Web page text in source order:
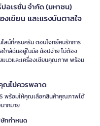
ปอเรชั่น จำกัด (มหาชน)
เขียน และแรงบันดาลใจ
ลน์ที่ครบครัน ตอบโจทย์คนรักการ
ใกล้ฉันอยู่ในมือ ช้อปง่าย ไม่ต้อง
แนวและเครื่องเขียนคุณภาพ พร้อม
ณไม่ควรพลาด
พร้อมให้คุณเลือกสินค้าคุณภาพได้
ากมาย
ทกำหนด